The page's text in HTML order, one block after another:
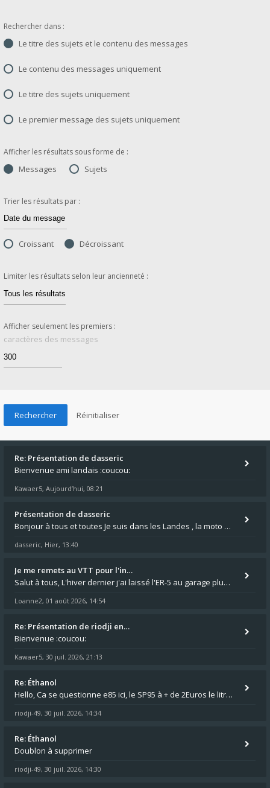
Rechercher dans :
Le titre des sujets et le contenu des messages
Le contenu des messages uniquement
Le titre des sujets uniquement
Le premier message des sujets uniquement
Afficher les résultats sous forme de :
Messages Sujets
Trier les résultats par :
Croissant Décroissant
Limiter les résultats selon leur ancienneté :
Afficher seulement les premiers :
caractères des messages
Re: Présentation de dasseric
Bienvenue ami landais :coucou:
Kawaer5, Aujourd’hui, 08:21
Présentation de dasseric
Bonjour à tous et toutes Je suis dans les Landes , la moto appartient à ma fille et je suis désigné pour faire l'entreti
dasseric, Hier, 13:40
Je me remets au VTT pour l'in…
Salut à tous, L'hiver dernier j'ai laissé l'ER-5 au garage plus souvent que je veux bien l'admettre, et le médecin m'a
Loanne2, 01 août 2026, 14:54
Re: Présentation de riodji en…
Bienvenue :coucou:
Kawaer5, 30 juil. 2026, 21:13
Re: Éthanol
Hello, Ca se questionne e85 ici, le SP95 à + de 2Euros le litre ça fait mal au luc en ER5 comme en GPZ500 :😵 0,76 le lit
riodji-49, 30 juil. 2026, 14:34
Re: Éthanol
Doublon à supprimer
riodji-49, 30 juil. 2026, 14:30